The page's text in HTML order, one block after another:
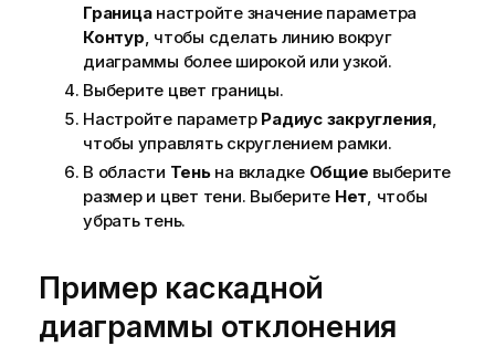
Границанастройте значение параметра
Контур , чтобы сделать линию вокруг
диаграммы более широкой или узкой.
Выберите цвет границы.
Настройте параметр Радиус закругления,
чтобы управлять скруглением рамки.
В области Теньна вкладке Общие выберите
размер и цвет тени. Выберите Нет , чтобы
убрать тень.
Пример каскадной
диаграммы отклонения